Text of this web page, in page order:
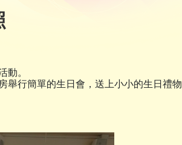
動。
舉行簡單的生日會，送上小小的生日禮物